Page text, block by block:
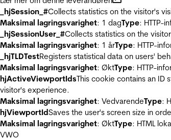
_hjSession_#Collects statistics on the visitor's
Maksimal lagringsvarighet: 1 dagType: HTTP-
_hjSessionUser_#Collects statistics on the
Maksimal lagringsvarighet: 1 årType: HTTP-
_hjTLDTestRegisters statistical data on users'
Maksimal lagringsvarighet: ØktType: HTTP-
hjActiveViewportIdsThis cookie contains an ID
visitor's experience.
Maksimal lagringsvarighet: VedvarendeType:
hjViewportIdSaves the user's screen size in
Maksimal lagringsvarighet: ØktType: HTML
VWO